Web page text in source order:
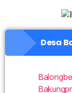
Desa